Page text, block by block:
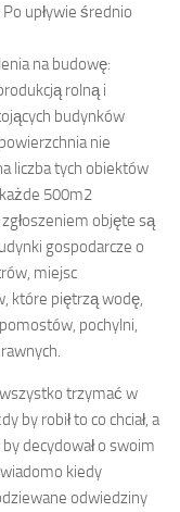
upływie średnio
na budowę:
rolną i
budynków
nie
liczba tych obiektów
500m2
objęte są
gospodarcze o
miejsc
które piętrzą wodę,
pochylni,
trzymać w
by robił to co chciał, a
decydował o swoim
kiedy
odwiedziny